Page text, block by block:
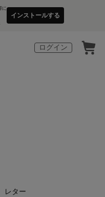
に
インストールする
ログイン
レター